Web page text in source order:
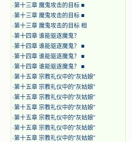
·第十三章 魔鬼攻击的目标 ■
·第十三章 魔鬼攻击的目标 ■
·第十三章 魔鬼攻击的目标 相
·第十四章 谁能驱逐魔鬼？
·第十四章 谁能驱逐魔鬼？ ■
·第十四章 谁能驱逐魔鬼？ ■
·第十四章 谁能驱逐魔鬼？ ■
·第十五章 宗教礼仪中的“灰姑娘”
·第十五章 宗教礼仪中的“灰姑娘”
·第十五章 宗教礼仪中的“灰姑娘”
·第十五章 宗教礼仪中的“灰姑娘”
·第十五章 宗教礼仪中的“灰姑娘”
·第十五章 宗教礼仪中的“灰姑娘”
·第十五章 宗教礼仪中的“灰姑娘”